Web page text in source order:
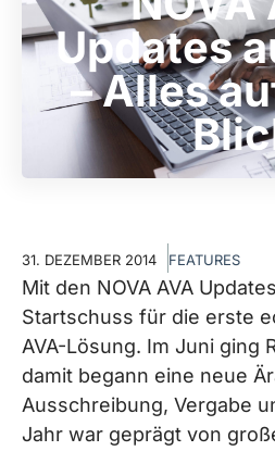
Updates
– Alles
31. DEZEMBER 2014 FEATURES
Mit den NOVA AVA
Startschuss für die erste
AVA-Lösung. Im Juni ging
damit begann eine neue
Ausschreibung, Vergabe
Jahr war geprägt von